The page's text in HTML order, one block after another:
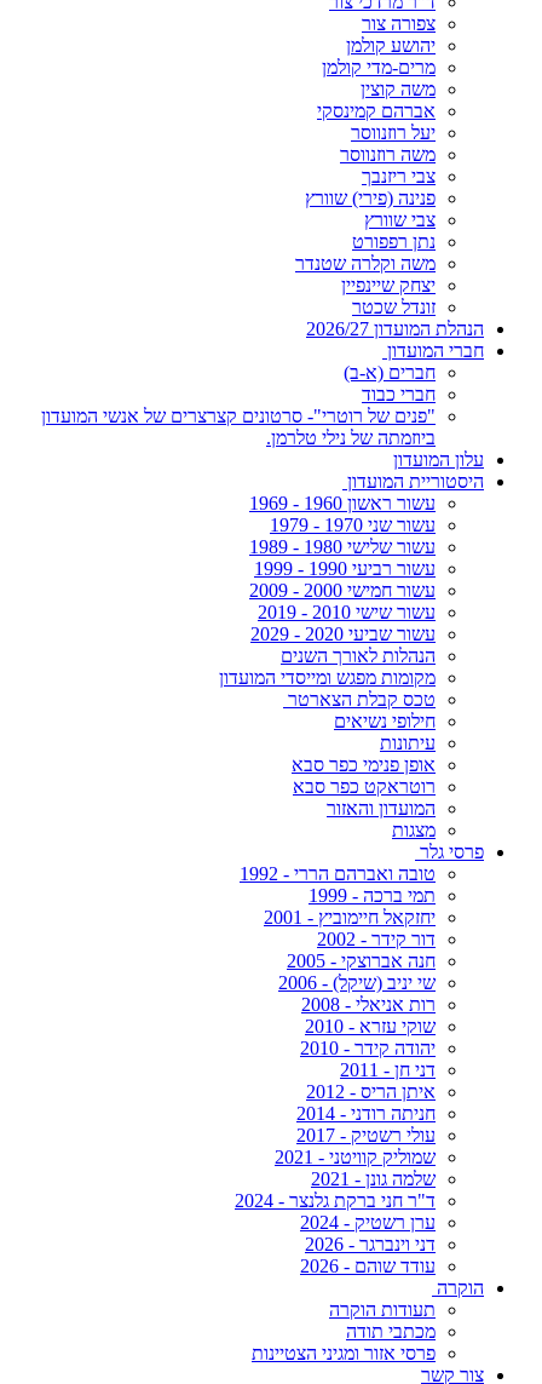
צפורה צור
יהושע קולמן
מרים-מדי קולמן
משה קוצין
אברהם קמינסקי
יעל רוזנווסר
משה רוזנווסר
צבי ריזנבך
פנינה (פירי) שוורץ
צבי שוורץ
נתן רפפורט
משה וקלרה שטנדר
יצחק שיינפיין
זונדל שכטר
הנהלת המועדון 2026/27
חברי המועדון
חברים (א-ב)
חברי כבוד
"פנים של רוטרי"- סרטונים קצרצרים של אנשי המועדון
ביוזמתה של נילי טלרמן.
עלון המועדון
היסטוריית המועדון
עשור ראשון 1960 - 1969
עשור שני 1970 - 1979
עשור שלישי 1980 - 1989
עשור רביעי 1990 - 1999
עשור חמישי 2000 - 2009
עשור שישי 2010 - 2019
עשור שביעי 2020 - 2029
הנהלות לאורך השנים
מקומות מפגש ומייסדי המועדון
טכס קבלת הצארטר
חילופי נשיאים
עיתונות
אופן פנימי כפר סבא
רוטראקט כפר סבא
המועדון והאזור
מצגות
פרסי גלר
טובה ואברהם הררי - 1992
תמי ברכה - 1999
יחזקאל חיימוביץ - 2001
דור קידר - 2002
חנה אברוצקי - 2005
שי יניב (שיקל) - 2006
רות אניאלי - 2008
שוקי עזרא - 2010
יהודה קידר - 2010
דני חן - 2011
איתן הריס - 2012
חניתה רודני - 2014
עולי רשטיק - 2017
שמוליק קוויטני - 2021
שלמה גונן - 2021
ד"ר חני ברקת גלנצר - 2024
ערן רשטיק - 2024
דני וינברגר - 2026
עודד שוהם - 2026
הוקרה
תעודות הוקרה
מכתבי תודה
פרסי אזור ומגיני הצטיינות
צור קשר